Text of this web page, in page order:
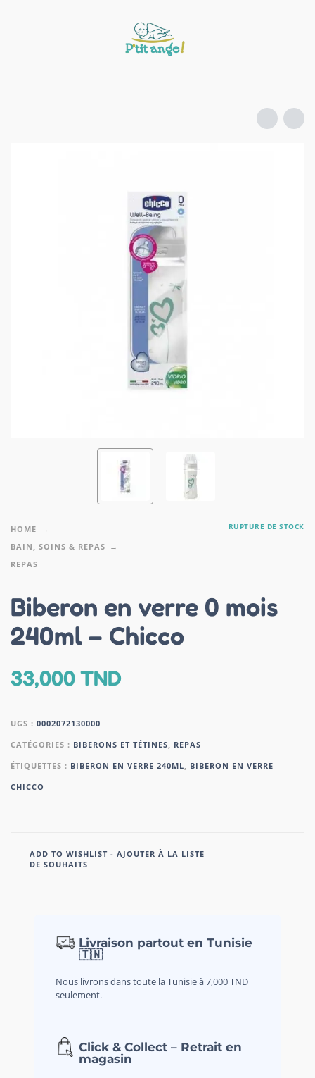
HOME
BAIN, SOINS & REPAS
REPAS
RUPTURE DE STOCK
Biberon en verre 0 mois
240ml – Chicco
33,000TND
UGS : 0002072130000
CATÉGORIES : BIBERONS ET TÉTINES
REPAS
ÉTIQUETTES : BIBERON EN VERRE 240ML
BIBERON EN VERRE
CHICCO
ADD TO WISHLIST - AJOUTER À LA LISTE
DE SOUHAITS
Livraison partout en Tunisie
🇹🇳
Nous livrons dans toute la Tunisie à 7,000 TND
seulement.
Click & Collect – Retrait en
magasin